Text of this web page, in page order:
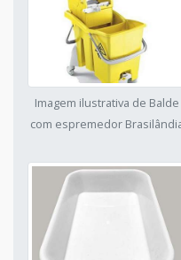
Imagem ilustrativa de Balde
com espremedor